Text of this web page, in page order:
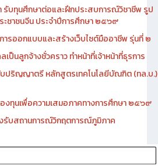
รับทุนศึกษาต่อและฝึกประสบการณ์วิชาชีพ รูป
ชาชนจีน ประจำปีการศึกษา ๒๕๖๙
รออกแบบและสร้างเว็บไซต์มืออาชีพ รุ่นที่ ๒
นลูกจ้างชั่วคราว ทำหน้าที่เจ้าหน้าที่ธุรการ
ปริญญาตรี หลักสูตรเทคโนโลยีบัณฑิต (ทล.บ.)
งทุนเพื่อความเสมอภาคทางการศึกษา ๒๕๖๙
รับสถานการณ์วิกฤตการณ์ภูมิภาค